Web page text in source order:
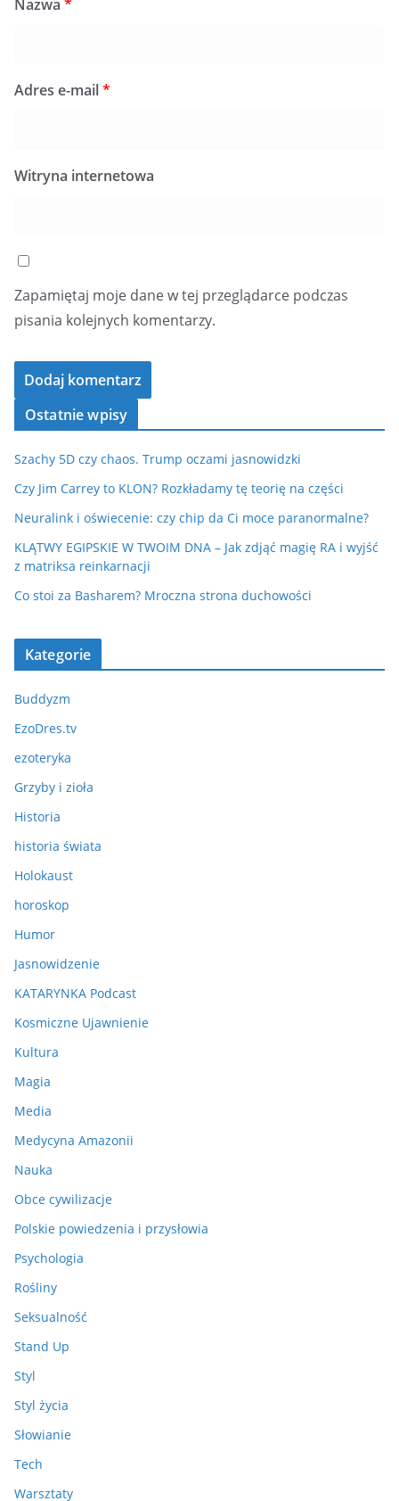
Nazwa *
Adres e-mail*
Witryna internetowa
Zapamiętaj moje dane w tej przeglądarce podczas
pisania kolejnych komentarzy.
Ostatnie wpisy
Szachy 5D czy chaos. Trump oczami jasnowidzki
Czy Jim Carrey to KLON? Rozkładamy tę teorię na części
Neuralink i oświecenie: czy chip da Ci moce paranormalne?
KLĄTWY EGIPSKIE W TWOIM DNA – Jak zdjąć magię RA i wyjść
z matriksa reinkarnacji
Co stoi za Basharem? Mroczna strona duchowości
Kategorie
Buddyzm
EzoDres.tv
ezoteryka
Grzyby i zioła
Historia
historia świata
Holokaust
horoskop
Humor
Jasnowidzenie
KATARYNKA Podcast
Kosmiczne Ujawnienie
Kultura
Magia
Media
Medycyna Amazonii
Nauka
Obce cywilizacje
Polskie powiedzenia i przysłowia
Psychologia
Rośliny
Seksualność
Stand Up
Styl
Styl życia
Słowianie
Tech
Warsztaty